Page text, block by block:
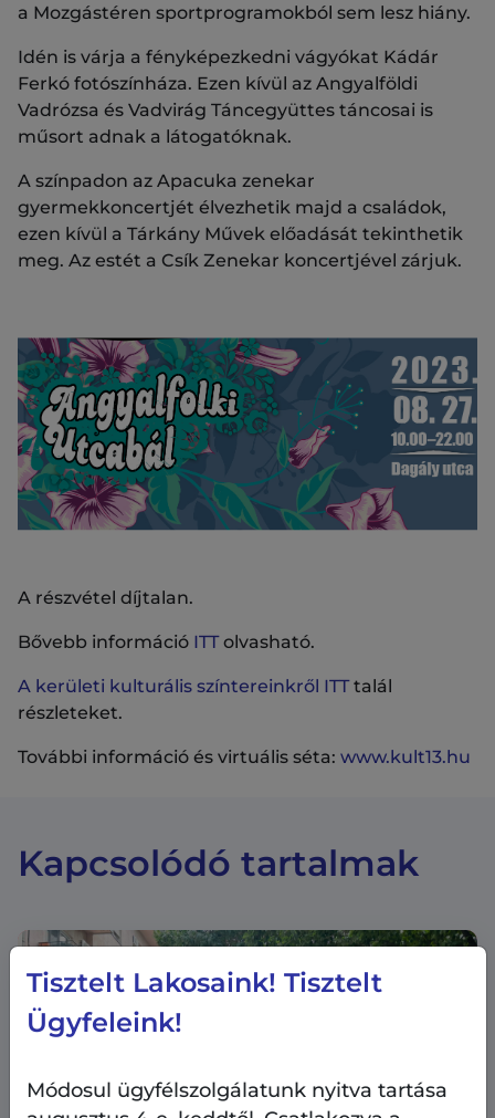
a Mozgástéren sportprogramokból sem lesz hiány.
Idén is várja a fényképezkedni vágyókat Kádár
Ferkó fotószínháza. Ezen kívül az Angyalföldi
Vadrózsa és Vadvirág Táncegyüttes táncosai is
műsort adnak a látogatóknak.
A színpadon az Apacuka zenekar
gyermekkoncertjét élvezhetik majd a családok,
ezen kívül a Tárkány Művek előadását tekinthetik
meg. Az estét a Csík Zenekar koncertjével zárjuk.
A részvétel díjtalan.
Bővebb információ ITTolvasható.
A kerületi kulturális színtereinkről ITTtalál
részleteket.
További információ és virtuális séta: www.kult13.hu
Kapcsolódó tartalmak
Tisztelt Lakosaink! Tisztelt
Ügyfeleink!
Módosul ügyfélszolgálatunk nyitva tartása